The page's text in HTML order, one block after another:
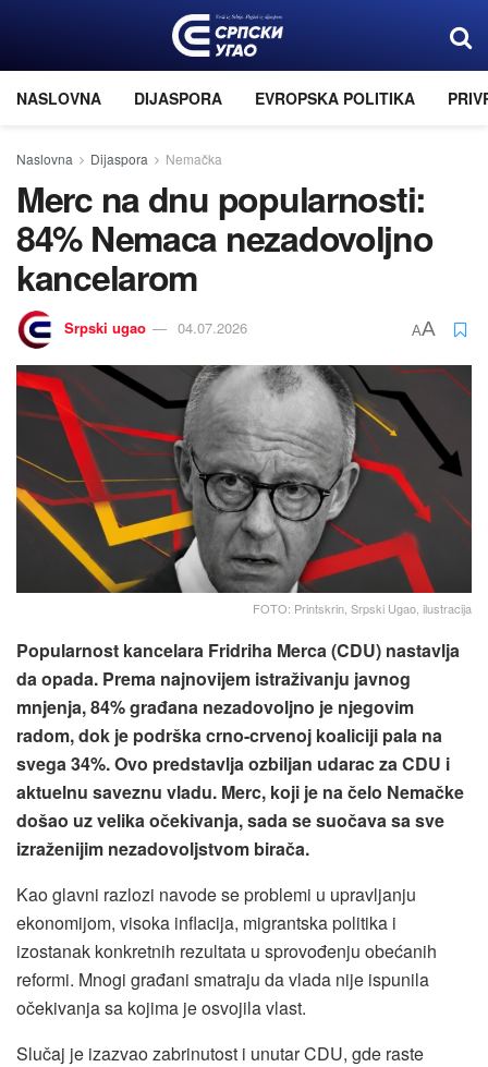
NASLOVNA DIJASPORA EVROPSKA POLITIKA
Naslovna Dijaspora Nemačka
Merc na dnu popularnosti:
84% Nemaca nezadovoljno
kancelarom
Srpski ugao 04.07.2026 AA
FOTO: Printskrin, Srpski Ugao, ilustracija
Popularnost kancelara Fridriha Merca (CDU) nastavlja
da opada. Prema najnovijem istraživanju javnog
mnjenja, 84% građana nezadovoljno je njegovim
radom, dok je podrška crno-crvenoj koaliciji pala na
svega 34%. Ovo predstavlja ozbiljan udarac za CDU i
aktuelnu saveznu vladu. Merc, koji je na čelo Nemačke
došao uz velika očekivanja, sada se suočava sa sve
izraženijim nezadovoljstvom birača.
Kao glavni razlozi navode se problemi u upravljanju
ekonomijom, visoka inflacija, migrantska politika i
izostanak konkretnih rezultata u sprovođenju obećanih
reformi. Mnogi građani smatraju da vlada nije ispunila
očekivanja sa kojima je osvojila vlast.
Slučaj je izazvao zabrinutost i unutar CDU, gde raste